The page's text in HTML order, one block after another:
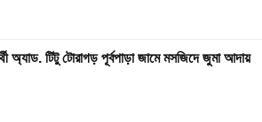
অ্যাড. টিটু টোরাগড় পূর্বপাড়া জামে মসজিদে জুমা আদায়